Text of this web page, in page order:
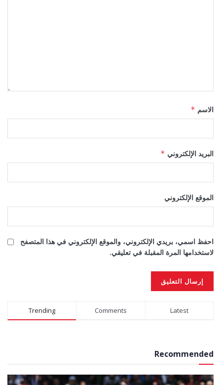
الاسم *
البريد الإلكتروني *
الموقع الإلكتروني
احفظ اسمي، بريدي الإلكتروني، والموقع الإلكتروني في هذا المتصفح
لاستخدامها المرة المقبلة في تعليقي.
Alternative:
Trending Comments Latest
Recommended